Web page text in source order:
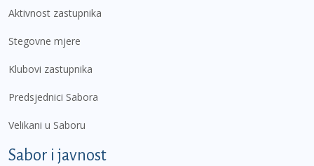
Aktivnost zastupnika
Stegovne mjere
Klubovi zastupnika
Predsjednici Sabora
Velikani u Saboru
Sabor i javnost